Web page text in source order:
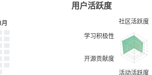
用户活跃度